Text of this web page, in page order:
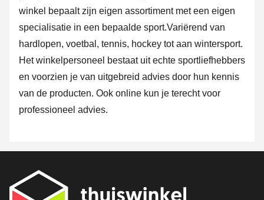
winkel bepaalt zijn eigen assortiment met een eigen
specialisatie in een bepaalde sport.Variërend van
hardlopen, voetbal, tennis, hockey tot aan wintersport.
Het winkelpersoneel bestaat uit echte sportliefhebbers
en voorzien je van uitgebreid advies door hun kennis
van de producten. Ook online kun je terecht voor
professioneel advies.